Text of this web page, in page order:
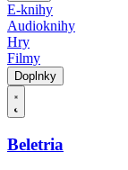
E-knihy
Audioknihy
Hry
Filmy
Doplnky
Beletria